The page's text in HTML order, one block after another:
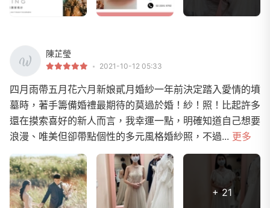
陳芷瑩
2021-10-12 05:33
四月雨帶五月花六月新娘貳月婚紗一年前決定踏入愛情的墳
墓時，著手籌備婚禮最期待的莫過於婚！紗！照！比起許多
還在摸索喜好的新人而言，我幸運一點，明確知道自己想要
浪漫、唯美但卻帶點個性的多元風格婚紗照，不過... 更多
+ 21